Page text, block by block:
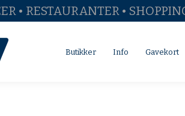
• RESTAURANTER •
Butikker Info Gavekort
Butikker Info Gavekort